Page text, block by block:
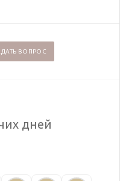
ВОПРОС
дней